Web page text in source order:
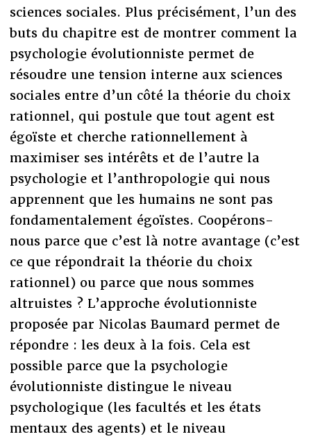
sciences sociales. Plus précisément, l’un des
buts du chapitre est de montrer comment la
psychologie évolutionniste permet de
résoudre une tension interne aux sciences
sociales entre d’un côté la théorie du choix
rationnel, qui postule que tout agent est
égoïste et cherche rationnellement à
maximiser ses intérêts et de l’autre la
psychologie et l’anthropologie qui nous
apprennent que les humains ne sont pas
fondamentalement égoïstes. Coopérons-
nous parce que c’est là notre avantage (c’est
ce que répondrait la théorie du choix
rationnel) ou parce que nous sommes
altruistes ? L’approche évolutionniste
proposée par Nicolas Baumard permet de
répondre : les deux à la fois. Cela est
possible parce que la psychologie
évolutionniste distingue le niveau
psychologique (les facultés et les états
mentaux des agents) et le niveau